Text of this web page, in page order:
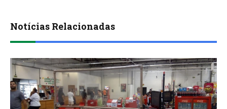
Notícias Relacionadas